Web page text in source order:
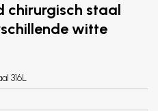
chirurgisch staal
witte
316L